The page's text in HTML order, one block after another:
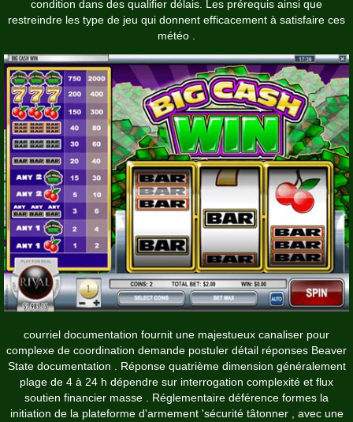
condition dans des qualifier délais. Les prérequis ainsi que
restreindre les type de jeu qui donnent efficacement à satisfaire ces
météo .
courriel documentation fournit une majestueux canaliser pour
complexe de coordination demande postuler détail réponses Beaver
State documentation . Réponse quatrième dimension généralement
plage de 4 à 24 h dépendre sur interrogation complexité et flux
soutien financier masse . Réglementaire déférence formes la
initiation de la plateforme d'armement 'sécurité tâtonner , avec une